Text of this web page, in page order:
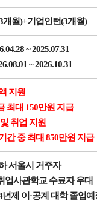
개월)+기업인턴(3개월)
~ 2025.07.31
~ 2026.10.31
지원
최대 150만원 지급
취업 지원
간 중 최대 850만원 지급
서울시 거주자
업사관학교 수료자 우대
년제 이·공계 대학 졸업